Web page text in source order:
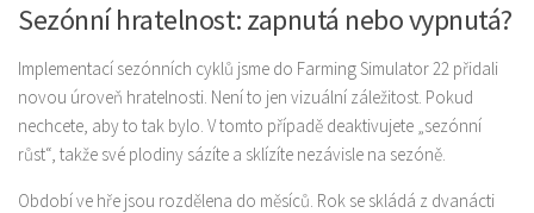
Sezónní hratelnost: zapnutá nebo vypnutá?
Implementací sezónních cyklů jsme do Farming Simulator 22 přidali
novou úroveň hratelnosti. Není to jen vizuální záležitost. Pokud
nechcete, aby to tak bylo. V tomto případě deaktivujete „sezónní
růst“, takže své plodiny sázíte a sklízíte nezávisle na sezóně.
Období ve hře jsou rozdělena do měsíců. Rok se skládá z dvanácti